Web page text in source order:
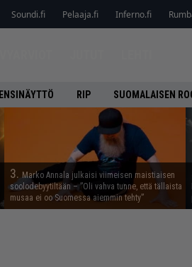
Soundi.fi Pelaaja.fi Inferno.fi
ENSINÄYTTÖ RIP SUOMALAISEN
3. Marko Annala julkaisi viimeisen maistiaisen
soolodebyytiltään – ”Oli vahva tunne, että tällaista
musaa ei oo Suomessa aiemmin tehty”